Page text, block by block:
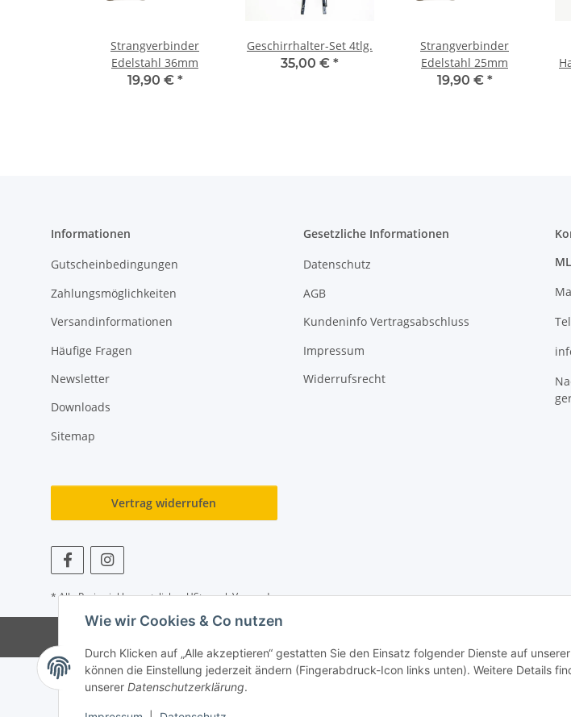
Wie wir Cookies & Co nutzen
Durch Klicken auf „Alle akzeptieren“ gestatten Sie den Einsatz folgender Dienste auf
können die Einstellung jederzeit ändern (Fingerabdruck-Icon links unten). Weitere Details
unserer Datenschutzerklärung.
Strangverbinder
Edelstahl 36mm
19,90 € *
Geschirrhalter-Set 4tlg.
35,00 € *
Strangverbinder
Edelstahl 25mm
19,90 € *
Informationen
Gutscheinbedingungen
Zahlungsmöglichkeiten
Versandinformationen
Häufige Fragen
Newsletter
Downloads
Sitemap
Gesetzliche Informationen
Datenschutz
AGB
Kundeninfo Vertragsabschluss
Impressum
Widerrufsrecht
Vertrag widerrufen
* Alle Preise inkl. gesetzlicher USt., zzgl.Versand